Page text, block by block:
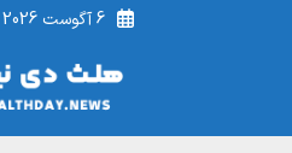
6 آگوست 2026